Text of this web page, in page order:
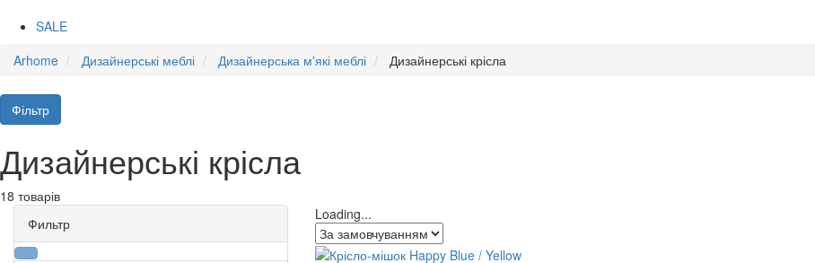
SALE
Arhome
Дизайнерські меблі Дизайнерська м'які меблі Дизайнерські крісла
Фільтр
Дизайнерські крісла
18 товарів
Фильтр
Loading...